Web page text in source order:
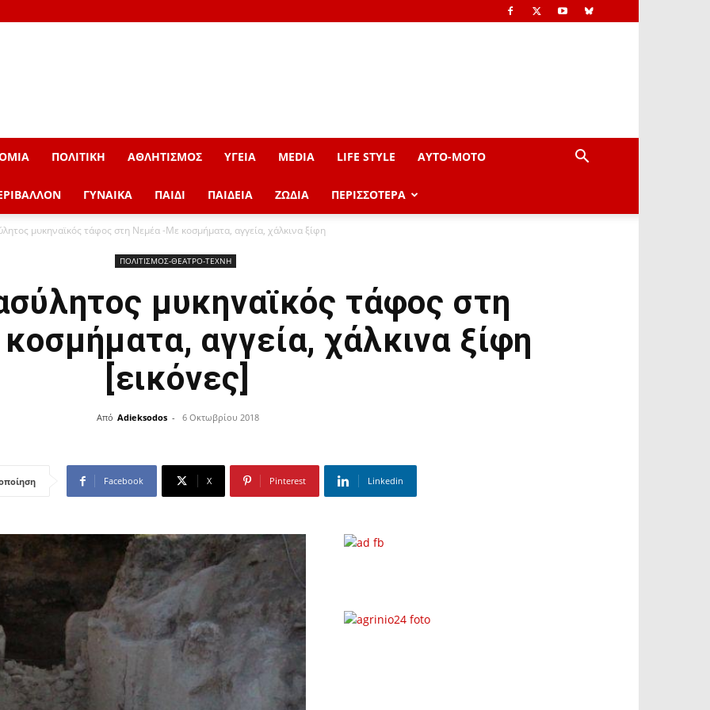
ΠΟΛΙΤΙΚΗ ΑΘΛΗΤΙΣΜΟΣ ΥΓΕΙΑ MEDIA LIFE STYLE AYTO-ΜOTO
ΓΥΝΑΙΚΑ ΠΑΙΔΙ ΠΑΙΔΕΙΑ ΖΩΔΙΑ ΠΕΡΙΣΣΟΤΕΡΑ
μυκηναϊκός τάφος στη Νεμέα -Με κοσμήματα, αγγεία, χάλκινα ξίφη
ΠΟΛΙΤΙΣΜΟΣ-ΘΕΑΤΡΟ-ΤΕΧΝΗ
μυκηναϊκός τάφος στη
αγγεία, χάλκινα ξίφη
[εικόνες]
Από Adieksodos - 6 Οκτωβρίου 2018
Facebook X Pinterest Linkedin